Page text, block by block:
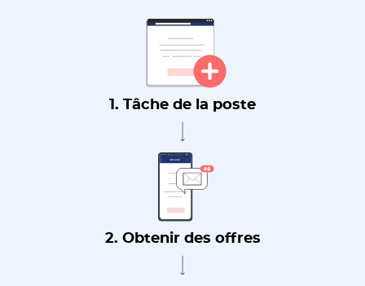
1. Tâche de la poste
2. Obtenir des offres